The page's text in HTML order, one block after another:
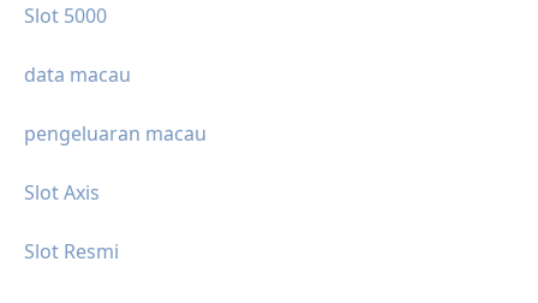
Slot 5000
data macau
pengeluaran macau
Slot Axis
Slot Resmi